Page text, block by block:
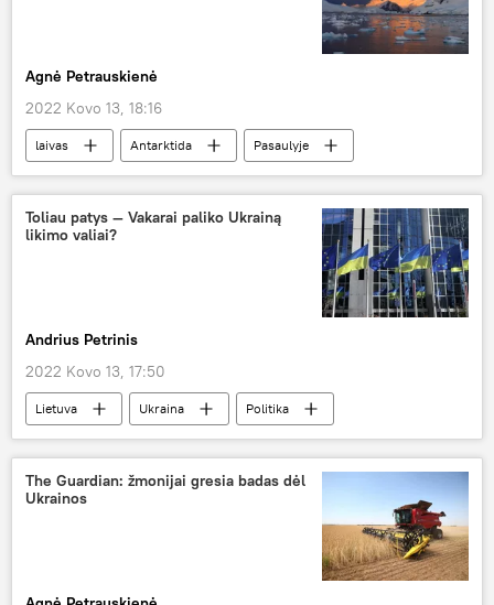
Agnė Petrauskienė
2022 Kovo 13, 18:16
laivas Antarktida Pasaulyje
Toliau patys — Vakarai paliko Ukrainą
likimo valiai?
Andrius Petrinis
2022 Kovo 13, 17:50
Lietuva Ukraina
Politika
Rusija
ES Kolumnistas
The Guardian: žmonijai gresia badas dėl
Ukrainos